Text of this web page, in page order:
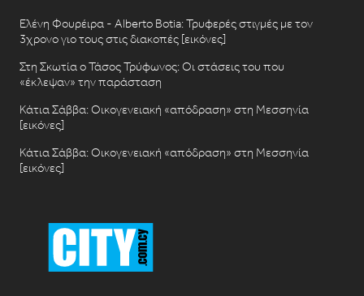
Ελένη Φουρέιρα - Alberto Botia: Τρυφερές στιγμές με τον
3χρονο γιο τους στις διακοπές [εικόνες]
Στη Σκωτία ο Τάσος Τρύφωνος: Οι στάσεις του που
«έκλεψαν» την παράσταση
Κάτια Σάββα: Οικογενειακή «απόδραση» στη Μεσσηνία
[εικόνες]
Κάτια Σάββα: Οικογενειακή «απόδραση» στη Μεσσηνία
[εικόνες]